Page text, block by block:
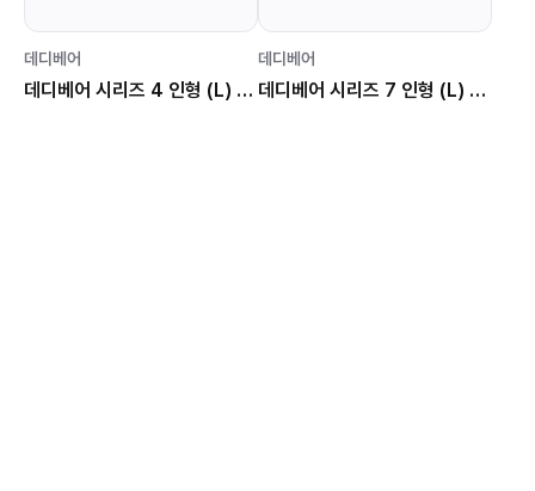
데디베어
데디베어 시리즈 4 인형 (L) 유미
데디베어
데디베어 시리즈 7 인형 (L) 달달 곰깽